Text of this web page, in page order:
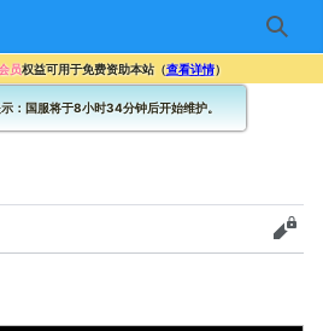
搜索
员权益可用于免费资助本站（查看详情）
：国服将于8小时34分钟后开始维护。
查看